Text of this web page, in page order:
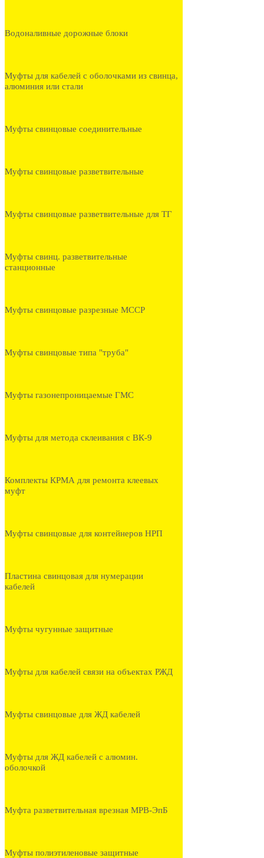
Водоналивные дорожные блоки
Муфты для кабелей с оболочками из свинца,
алюминия или стали
Муфты свинцовые соединительные
Муфты свинцовые разветвительные
Муфты свинцовые разветвительные для ТГ
Муфты свинц. разветвительные
станционные
Муфты свинцовые разрезные МССР
Муфты свинцовые типа "труба"
Муфты газонепроницаемые ГМС
Муфты для метода склеивания с ВК-9
Комплекты КРМА для ремонта клеевых
муфт
Муфты свинцовые для контейнеров НРП
Пластина свинцовая для нумерации
кабелей
Муфты чугунные защитные
Муфты для кабелей связи на объектах РЖД
Муфты свинцовые для ЖД кабелей
Муфты для ЖД кабелей с алюмин.
оболочкой
Муфта разветвительная врезная МРВ-ЭпБ
Муфты полиэтиленовые защитные